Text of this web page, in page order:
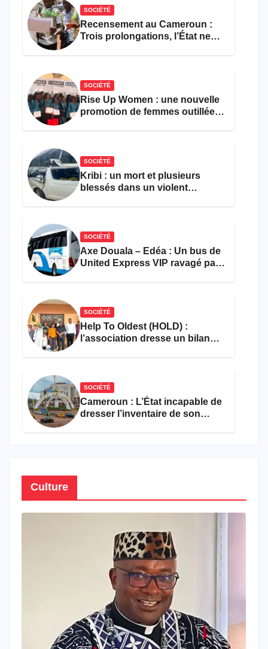
SOCIÉTÉ
Recensement au Cameroun :
Trois prolongations, l’État ne
SOCIÉTÉ
Rise Up Women : une nouvelle
promotion de femmes outillées
SOCIÉTÉ
Kribi : un mort et plusieurs
blessés dans un violent
SOCIÉTÉ
Axe Douala – Edéa : Un bus de
United Express VIP ravagé par
SOCIÉTÉ
Help To Oldest (HOLD) :
l’association dresse un bilan
SOCIÉTÉ
Cameroun : L’État incapable de
dresser l’inventaire de son
Culture